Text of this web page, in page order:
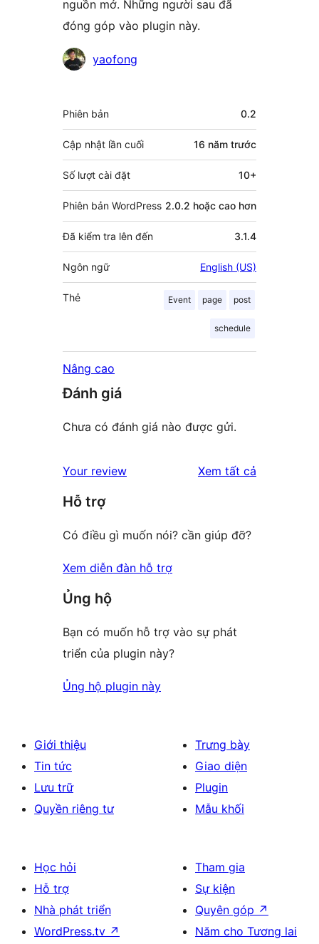
nguồn mở. Những người sau đã
đóng góp vào plugin này.
Những
góp
yaofong
Meta
Phiên bản 0.2
Cập nhật lần cuối 16 năm trước
Số lượt cài đặt 10+
Phiên bản WordPress 2.0.2 hoặc cao hơn
Đã kiểm tra lên đến 3.1.4
Ngôn ngữ English (US)
Thẻ Event page post
schedule
Nâng cao
Đánh giá
Chưa có đánh giá nào được gửi.
Your review Xem tất cả
Hỗ trợ
Có điều gì muốn nói? cần giúp đỡ?
Xem diễn đàn hỗ trợ
Ủng hộ
Bạn có muốn hỗ trợ vào sự phát
triển của plugin này?
Ủng hộ plugin này
Giới thiệu
Tin tức
Lưu trữ
Quyền riêng tư
Trưng bày
Giao diện
Plugin
Mẫu khối
Học hỏi
Hỗ trợ
Nhà phát triển
WordPress.tv ↗
Tham gia
Sự kiện
Quyên góp ↗
Năm cho Tương lai